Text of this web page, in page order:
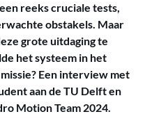
reeks cruciale tests,
obstakels. Maar
grote uitdaging te
het systeem in het
Een interview met
aan de TU Delft en
Motion Team 2024.